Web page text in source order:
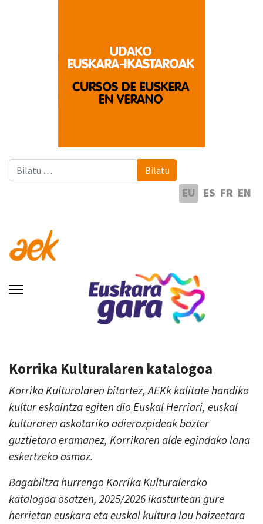
Bilatu Bilatu
EU ES FR EN
Korrika Kulturalaren katalogoa
Korrika Kulturalaren bitartez, AEKk kalitate handiko
kultur eskaintza egiten dio Euskal Herriari, euskal
kulturaren askotariko adierazpideak bazter
guztietara eramanez, Korrikaren alde egindako lana
eskertzeko asmoz.
Bagabiltza hurrengo Korrika Kulturalerako
katalogoa osatzen, 2025/2026 ikasturtean gure
herrietan euskara eta euskal kultura lau haizeetara